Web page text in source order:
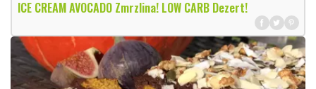
ICE CREAM AVOCADO Zmrzlina! LOW CARB Dezert!